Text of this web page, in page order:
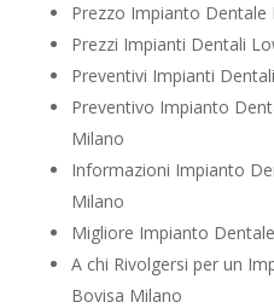
Prezzo Impianto
Prezzi Impianti Dentali
Preventivi Impianti
Preventivo Impianto
Milano
Informazioni Impianto
Milano
Migliore Impianto
A chi Rivolgersi per un
Bovisa Milano